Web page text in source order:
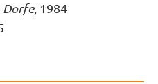
Dorfe, 1984